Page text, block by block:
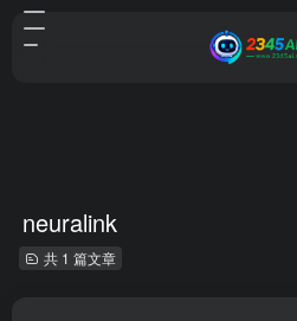
neuralink
共 1 篇文章